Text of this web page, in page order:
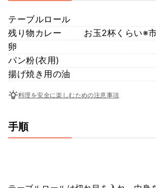
テーブルロール
残り物カレー
お玉2杯くらい※
卵
パン粉(衣用)
揚げ焼き用の油
料理を安全に楽しむための注意事項
手順